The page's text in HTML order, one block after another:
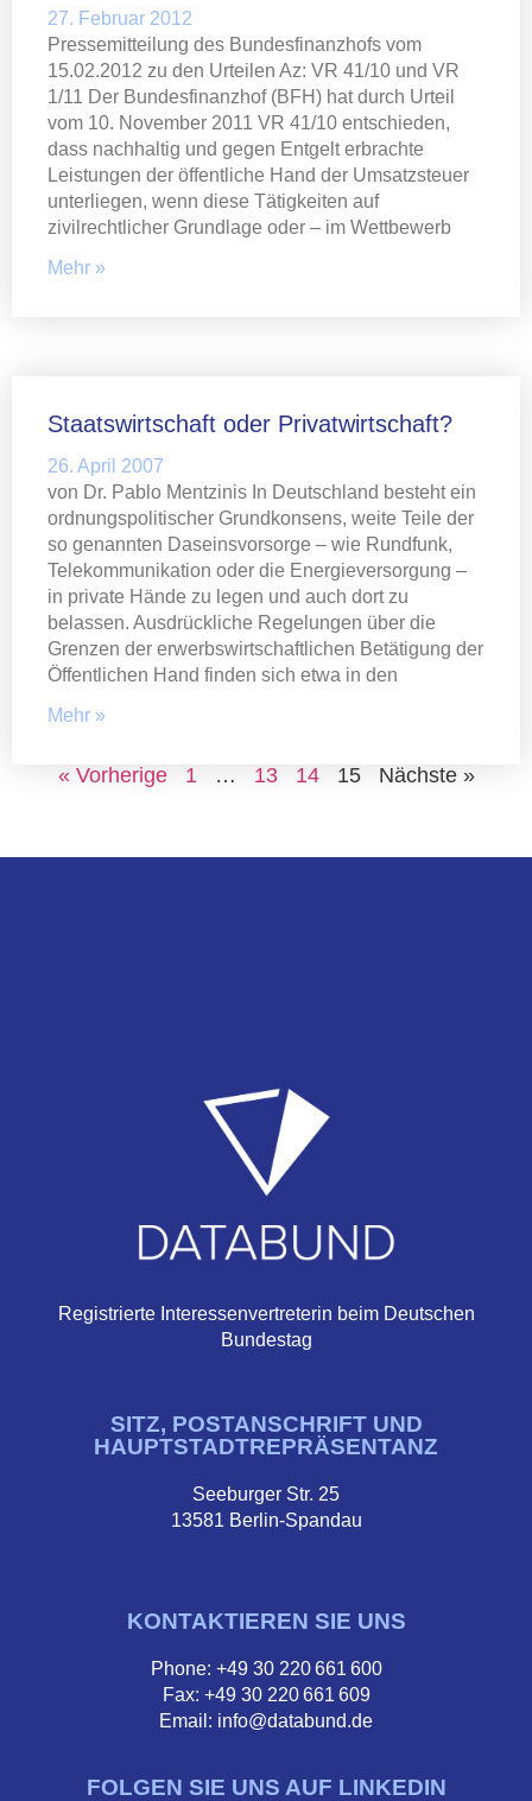
27. Februar 2012
Pressemitteilung des Bundesfinanzhofs vom
15.02.2012 zu den Urteilen Az: VR 41/10 und VR
1/11 Der Bundesfinanzhof (BFH) hat durch Urteil
vom 10. November 2011 VR 41/10 entschieden,
dass nachhaltig und gegen Entgelt erbrachte
Leistungen der öffentliche Hand der Umsatzsteuer
unterliegen, wenn diese Tätigkeiten auf
zivilrechtlicher Grundlage oder – im Wettbewerb
Mehr »
Staatswirtschaft oder Privatwirtschaft?
26. April 2007
von Dr. Pablo Mentzinis In Deutschland besteht ein
ordnungspolitischer Grundkonsens, weite Teile der
so genannten Daseinsvorsorge – wie Rundfunk,
Telekommunikation oder die Energieversorgung –
in private Hände zu legen und auch dort zu
belassen. Ausdrückliche Regelungen über die
Grenzen der erwerbswirtschaftlichen Betätigung der
Öffentlichen Hand finden sich etwa in den
Mehr »
« Vorherige 1 … 13 14 15 Nächste »
Registrierte Interessenvertreterin beim Deutschen
Bundestag
SITZ, POSTANSCHRIFT UND
HAUPTSTADTREPRÄSENTANZ
Seeburger Str. 25
13581 Berlin-Spandau
KONTAKTIEREN SIE UNS
Phone: +49 30 220 661 600
Fax: +49 30 220 661 609
Email: info@databund.de
FOLGEN SIE UNS AUF LINKEDIN